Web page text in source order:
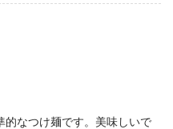
的なつけ麺です。美味しいで